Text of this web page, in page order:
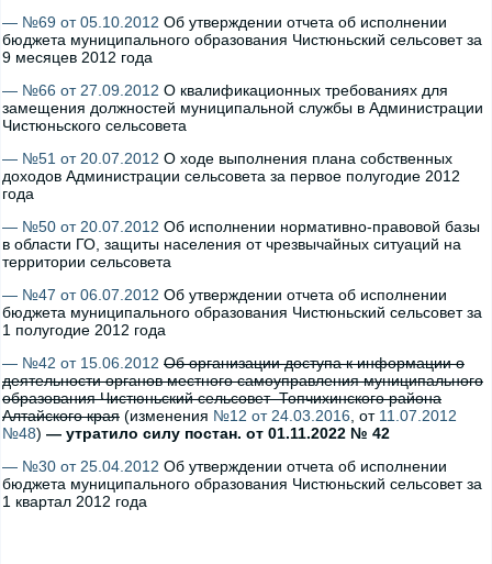
— №69 от 05.10.2012 Об утверждении отчета об исполнении
бюджета муниципального образования Чистюньский сельсовет за
9 месяцев 2012 года
— №66 от 27.09.2012 О квалификационных требованиях для
замещения должностей муниципальной службы в Администрации
Чистюньского сельсовета
— №51 от 20.07.2012 О ходе выполнения плана собственных
доходов Администрации сельсовета за первое полугодие 2012
года
— №50 от 20.07.2012 Об исполнении нормативно-правовой базы
в области ГО, защиты населения от чрезвычайных ситуаций на
территории сельсовета
— №47 от 06.07.2012 Об утверждении отчета об исполнении
бюджета муниципального образования Чистюньский сельсовет за
1 полугодие 2012 года
— №42 от 15.06.2012 Об организации доступа к информации о
деятельности органов местного самоуправления муниципального
образования Чистюньский сельсовет Топчихинского района
Алтайского края (изменения №12 от 24.03.2016 , от 11.07.2012
№48) — утратило силу постан. от 01.11.2022 № 42
— №30 от 25.04.2012 Об утверждении отчета об исполнении
бюджета муниципального образования Чистюньский сельсовет за
1 квартал 2012 года